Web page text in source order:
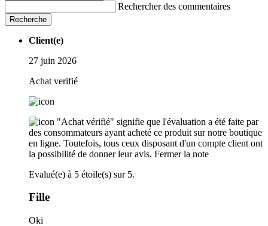
Rechercher des commentaires
Recherche
Client(e)
27 juin 2026
Achat verifié
"Achat vérifié" signifie que l'évaluation a été faite par
des consommateurs ayant acheté ce produit sur notre boutique
en ligne. Toutefois, tous ceux disposant d'un compte client ont
la possibilité de donner leur avis. Fermer la note
Evalué(e) à 5 étoile(s) sur 5.
Fille
Oki